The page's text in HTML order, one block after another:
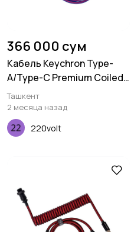
366 000 сум
Кабель Keychron Type-
A/Type-C Premium Coiled
Aviator, Cable-Straight,
Purple
Ташкент
2 месяца назад
220volt